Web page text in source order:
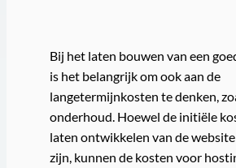
Bij het laten bouwen van een
is het belangrijk om ook aan de
langetermijnkosten te denken,
onderhoud. Hoewel de initiële
laten ontwikkelen van de
zijn, kunnen de kosten voor